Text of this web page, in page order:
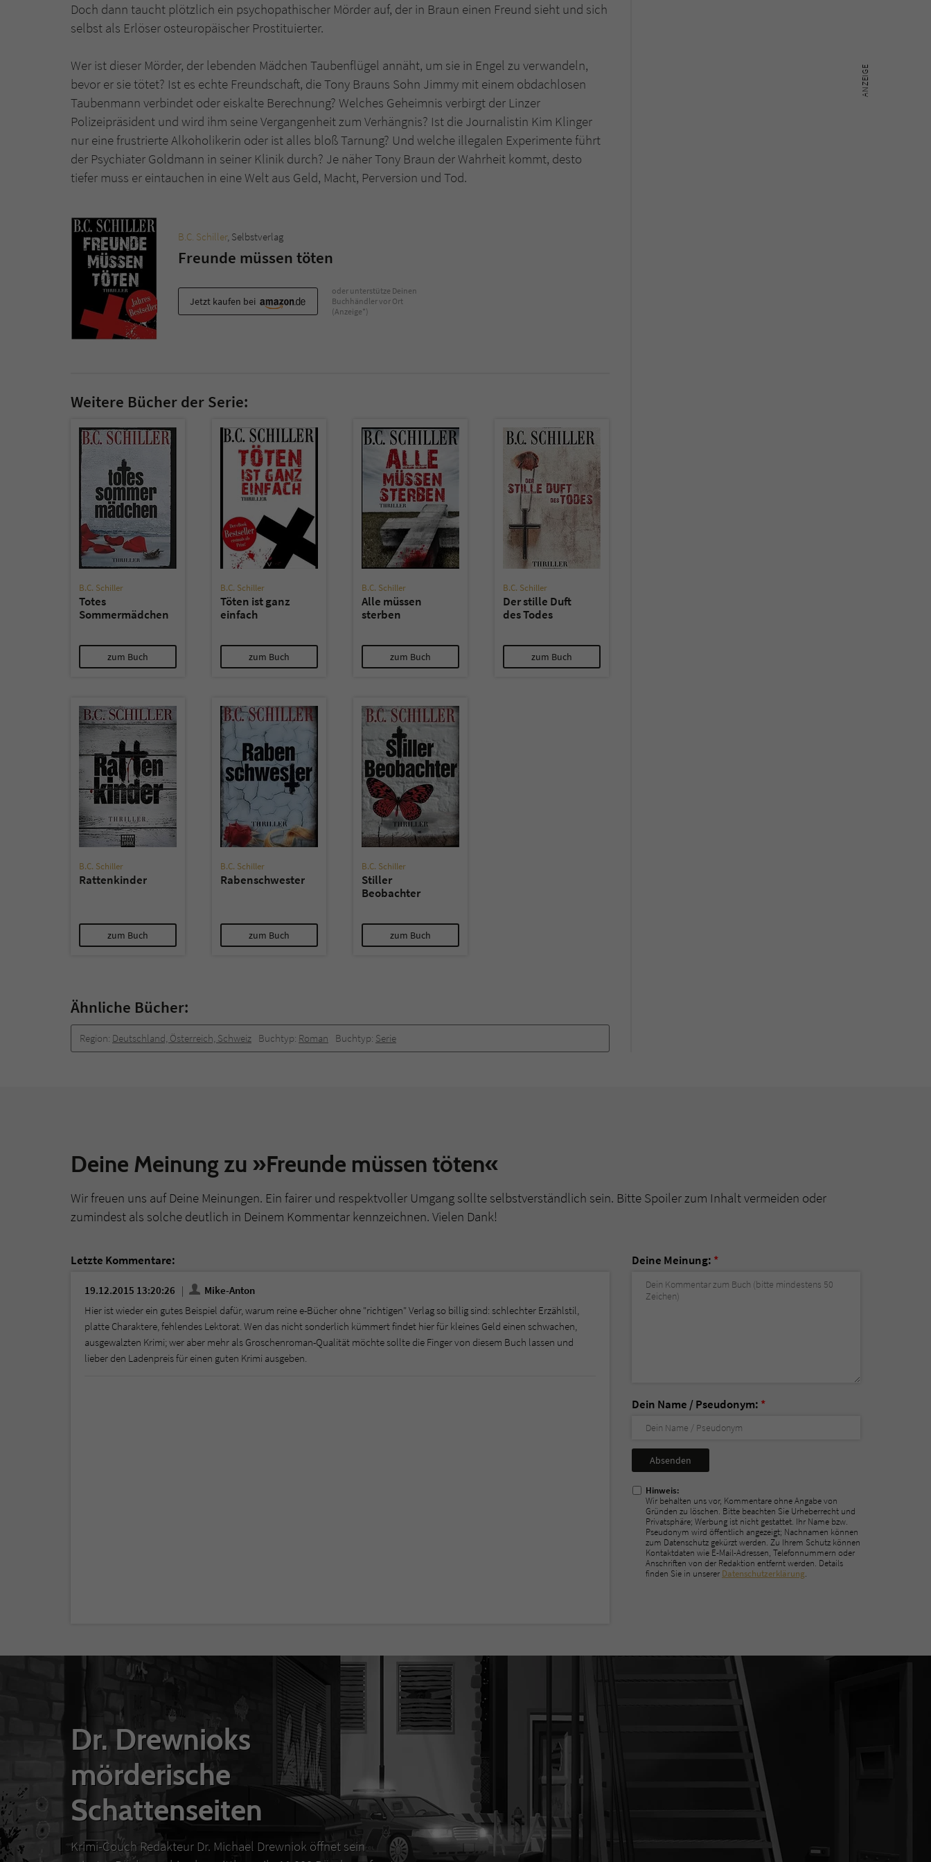
Doch dann taucht plötzlich ein psychopathischer Mörder auf, der in Braun einen Freund sieht und sich
selbst als Erlöser osteuropäischer Prostituierter.
Wer ist dieser Mörder, der lebenden Mädchen Taubenflügel annäht, um sie in Engel zu verwandeln,
bevor er sie tötet? Ist es echte Freundschaft, die Tony Brauns Sohn Jimmy mit einem obdachlosen
Taubenmann verbindet oder eiskalte Berechnung? Welches Geheimnis verbirgt der Linzer
Polizeipräsident und wird ihm seine Vergangenheit zum Verhängnis? Ist die Journalistin Kim Klinger
nur eine frustrierte Alkoholikerin oder ist alles bloß Tarnung? Und welche illegalen Experimente führt
der Psychiater Goldmann in seiner Klinik durch? Je näher Tony Braun der Wahrheit kommt, desto
tiefer muss er eintauchen in eine Welt aus Geld, Macht, Perversion und Tod.
B.C. Schiller, Selbstverlag
Freunde müssen töten
Jetzt kaufen bei
oder unterstütze Deinen
Buchhändler vor Ort
(Anzeige*)
Weitere Bücher der Serie:
B.C. Schiller
Totes
Sommermädchen
zum Buch
B.C. Schiller
Töten ist ganz
einfach
zum Buch
B.C. Schiller
Alle müssen
sterben
zum Buch
B.C. Schiller
Der stille Duft
des Todes
zum Buch
B.C. Schiller
Rattenkinder
zum Buch
B.C. Schiller
Rabenschwester
zum Buch
B.C. Schiller
Stiller
Beobachter
zum Buch
Ähnliche Bücher:
Region: Deutschland, Österreich, Schweiz Buchtyp: Roman Buchtyp: Serie
Deine Meinung zu »Freunde müssen töten«
Wir freuen uns auf Deine Meinungen. Ein fairer und respektvoller Umgang sollte selbstverständlich sein. Bitte Spoiler zum Inhalt vermeiden oder
zumindest als solche deutlich in Deinem Kommentar kennzeichnen. Vielen Dank!
Letzte Kommentare:
19.12.2015 13:20:26
Mike-Anton
Hier ist wieder ein gutes Beispiel dafür, warum reine e-Bücher ohne "richtigen" Verlag so billig sind: schlechter Erzählstil,
platte Charaktere, fehlendes Lektorat. Wen das nicht sonderlich kümmert findet hier für kleines Geld einen schwachen,
ausgewalzten Krimi; wer aber mehr als Groschenroman-Qualität möchte sollte die Finger von diesem Buch lassen und
lieber den Ladenpreis für einen guten Krimi ausgeben.
Deine Meinung: *
Dein Name / Pseudonym: *
Nicht
ausfüllen!
Hinweis:
Wir behalten uns vor, Kommentare ohne Angabe von
Gründen zu löschen. Bitte beachten Sie Urheberrecht und
Privatsphäre; Werbung ist nicht gestattet. Ihr Name bzw.
Pseudonym wird öffentlich angezeigt; Nachnamen können
zum Datenschutz gekürzt werden. Zu Ihrem Schutz können
Kontaktdaten wie E-Mail-Adressen, Telefonnummern oder
Anschriften von der Redaktion entfernt werden. Details
finden Sie in unserer Datenschutzerklärung.
Dr. Drewnioks
mörderische
Schattenseiten
Krimi-Couch Redakteur Dr. Michael Drewniok öffnet sein
Name
Anbieter Literatur-Couch Medien GmbH & Co. KG
Laufzeit 1 Jahr
Zweck Cookie für Kommentare einzelner Buchtitel
Name fe_typo_user
Zweck
den Sicherheitscode des Kontaktformulars zu